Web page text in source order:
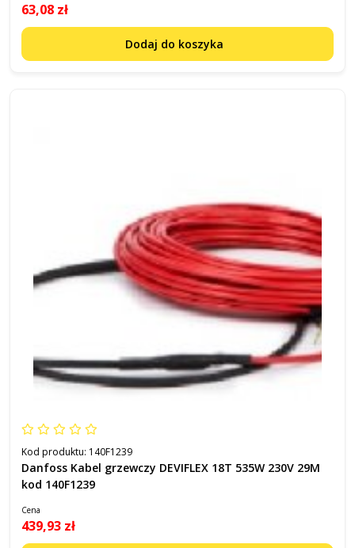
63,08 zł
Dodaj do koszyka
Kod produktu: 140F1239
Danfoss Kabel grzewczy DEVIFLEX 18T 535W 230V 29M
kod 140F1239
Cena
439,93 zł